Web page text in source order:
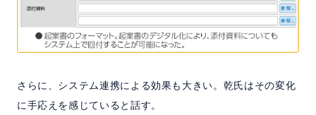
さらに、システム連携による効果も大きい。乾氏はその変化
に手応えを感じていると話す。